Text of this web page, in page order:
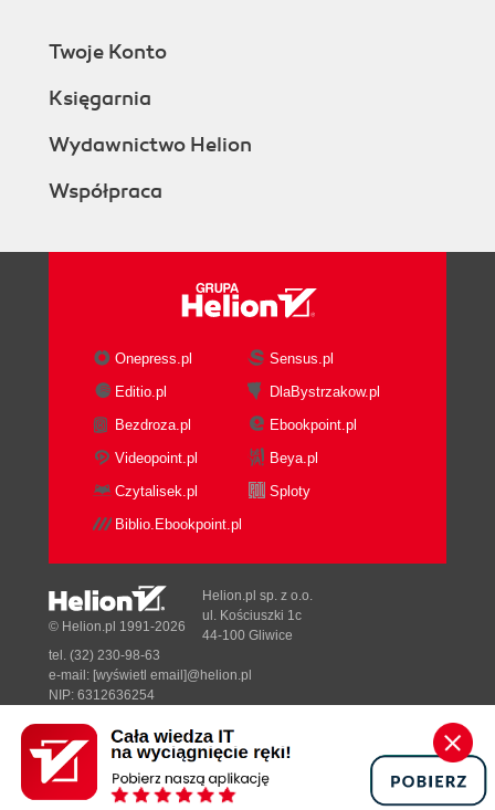
Twoje Konto
Księgarnia
Wydawnictwo Helion
Współpraca
Onepress.pl
Sensus.pl
Editio.pl
DlaBystrzakow.pl
Bezdroza.pl
Ebookpoint.pl
Videopoint.pl
Beya.pl
Czytalisek.pl
Sploty
Biblio.Ebookpoint.pl
Designed with ♥ byTonik.pl
© Helion.pl 1991-2026
Helion.pl sp. z o.o.
ul. Kościuszki 1c
44-100 Gliwice
tel. (32) 230-98-63
e-mail: [wyświetl email]@helion.pl
NIP: 6312636254
Pełna wersja strony »